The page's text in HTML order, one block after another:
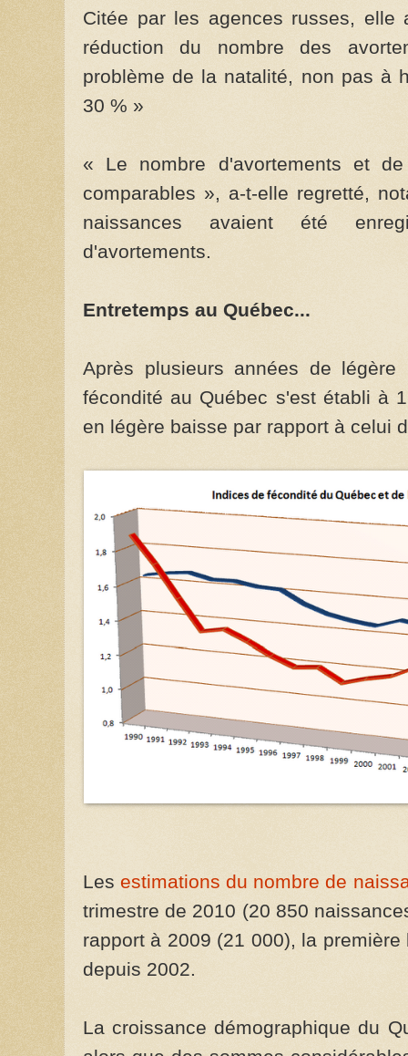
Citée par les agences russes,
réduction du nombre des
problème de la natalité, non pas à
30 % »
« Le nombre d'avortements et
comparables », a-t-elle regretté,
naissances avaient été
d'avortements.
Entretemps au Québec...
Après plusieurs années de
fécondité au Québec s'est établi à
en légère baisse par rapport à celui
Les estimations du nombre de
trimestre de 2010 (20 850
rapport à 2009 (21 000), la
depuis 2002.
La croissance démographique du